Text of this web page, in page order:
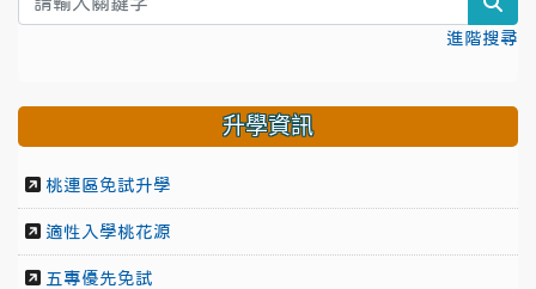
進階搜尋
升學資訊
桃連區免試升學
適性入學桃花源
五專優先免試